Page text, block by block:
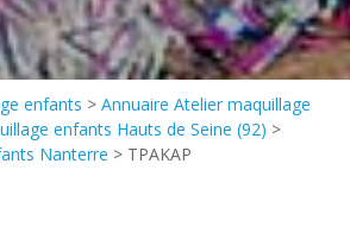
enfants > Annuaire Atelier maquillage
enfants Hauts de Seine (92) >
Nanterre > TPAKAP